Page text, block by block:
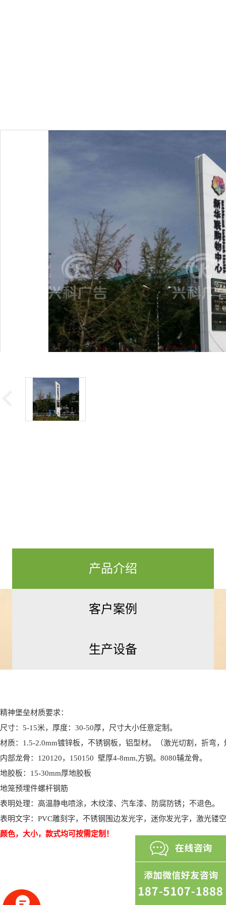
产品介绍
客户案例
生产设备
精神堡垒材质要求：
尺寸：5-15米，厚度：30-50厚，尺寸大小任意定制。
材质：1.5-2.0mm镀锌板，不锈钢板，铝型材。（激光切割，折弯
内部龙骨：120120，150150 壁厚4-8mm,方钢。8080辅龙骨。
地胶板：15-30mm厚地胶板
地笼预埋件螺杆钢筋
表明处理：高温静电喷涂，木纹漆、汽车漆、防腐防锈；不退色。
表明文字：PVC雕刻字，不锈钢围边发光字，迷你发光字，激光镂
颜色，大小，款式均可按需定制！